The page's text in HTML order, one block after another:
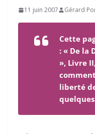
11 juin 2007 Gérard
Cette
: « De la
», Livre
liberté